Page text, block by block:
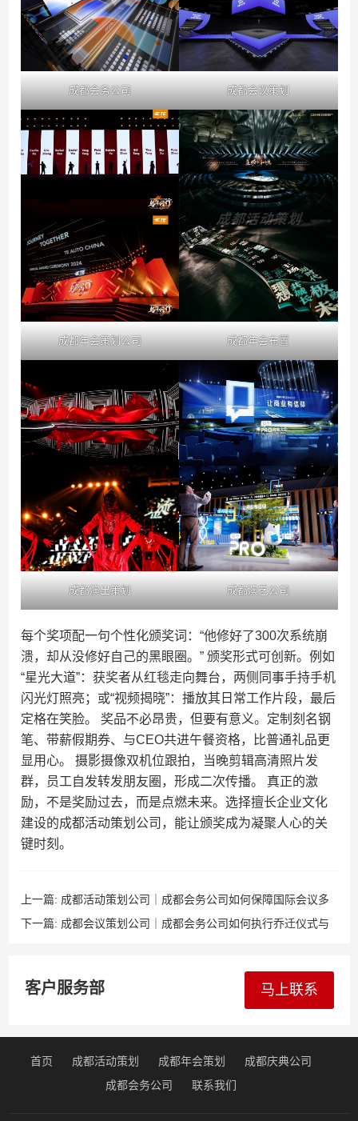
成都会务公司 成都会议策划
成都年会策划公司 成都年会布置
成都演出策划 成都演艺公司
每个奖项配一句个性化颁奖词：“他修好了300次系统崩
溃，却从没修好自己的黑眼圈。” 颁奖形式可创新。例如
“星光大道”：获奖者从红毯走向舞台，两侧同事手持手机
闪光灯照亮；或“视频揭晓”：播放其日常工作片段，最后
定格在笑脸。 奖品不必昂贵，但要有意义。定制刻名钢
笔、带薪假期券、与CEO共进午餐资格，比普通礼品更
显用心。 摄影摄像双机位跟拍，当晚剪辑高清照片发
群，员工自发转发朋友圈，形成二次传播。 真正的激
励，不是奖励过去，而是点燃未来。选择擅长企业文化
建设的成都活动策划公司，能让颁奖成为凝聚人心的关
键时刻。
上一篇: 成都活动策划公司｜成都会务公司如何保障国际会议多
语种同传服务？
下一篇: 成都会议策划公司｜成都会务公司如何执行乔迁仪式与
客户服务部 马上联系
首页 成都活动策划 成都年会策划
成都庆典公司
成都会务公司
联系我们